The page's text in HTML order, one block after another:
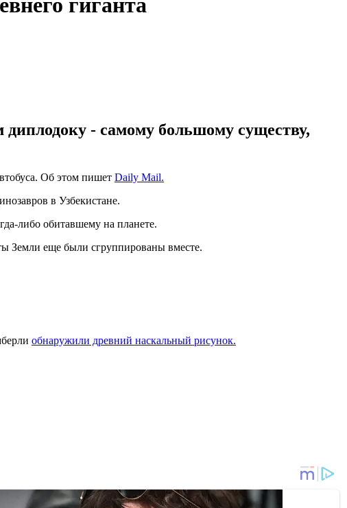
гиганта
- самому большому существу,
Об этом пишет Daily Mail.
в Узбекистане.
либо обитавшему на планете.
Земли еще были сгруппированы вместе.
обнаружили древний наскальный рисунок.